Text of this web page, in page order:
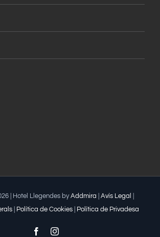
| Hotel Llegendes byAddmira Avís Legal
| Política de Cookies| Política de Privadesa
FacebookInstagram